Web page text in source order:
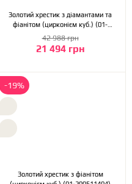
Золотий хрестик з діамантами та
фіанітом (цирконієм куб.) (01-
200552644)
21 494 грн
42 988 грн
-19%
Золотий хрестик з фіанітом